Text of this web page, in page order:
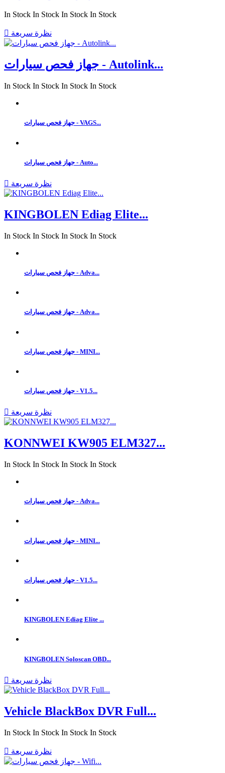
In Stock In Stock In Stock In Stock
 نظرة سريعة
جهاز فحص سيارات - Autolink...
In Stock In Stock In Stock In Stock
جهاز فحص سيارات - VAGS...
جهاز فحص سيارات - Auto...
 نظرة سريعة
KINGBOLEN Ediag Elite...
In Stock In Stock In Stock In Stock
جهاز فحص سيارات - Adva...
جهاز فحص سيارات - Adva...
جهاز فحص سيارات - MINI...
جهاز فحص سيارات - V1.5...
 نظرة سريعة
KONNWEI KW905 ELM327...
In Stock In Stock In Stock In Stock
جهاز فحص سيارات - Adva...
جهاز فحص سيارات - MINI...
جهاز فحص سيارات - V1.5...
KINGBOLEN Ediag Elite ...
KINGBOLEN Soloscan OBD...
 نظرة سريعة
Vehicle BlackBox DVR Full...
In Stock In Stock In Stock In Stock
 نظرة سريعة